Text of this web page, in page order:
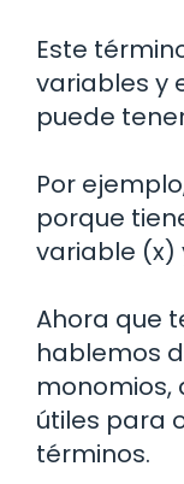
Este
variables y
puede
Por
porque
variable (x)
Ahora que
hablemos
monomios,
útiles para
términos.